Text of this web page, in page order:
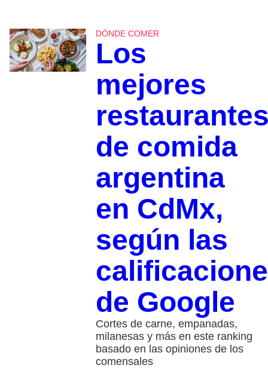
DÓNDE COMER
Los
mejores
de comida
argentina
en CdMx,
según las
de Google
Cortes de carne, empanadas,
milanesas y más en este ranking
basado en las opiniones de los
comensales